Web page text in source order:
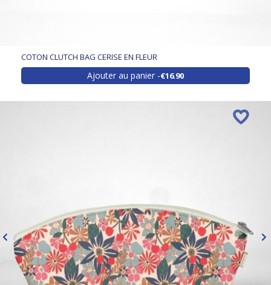
COTON CLUTCH BAG CERISE EN FLEUR
Ajouter au panier €16.90